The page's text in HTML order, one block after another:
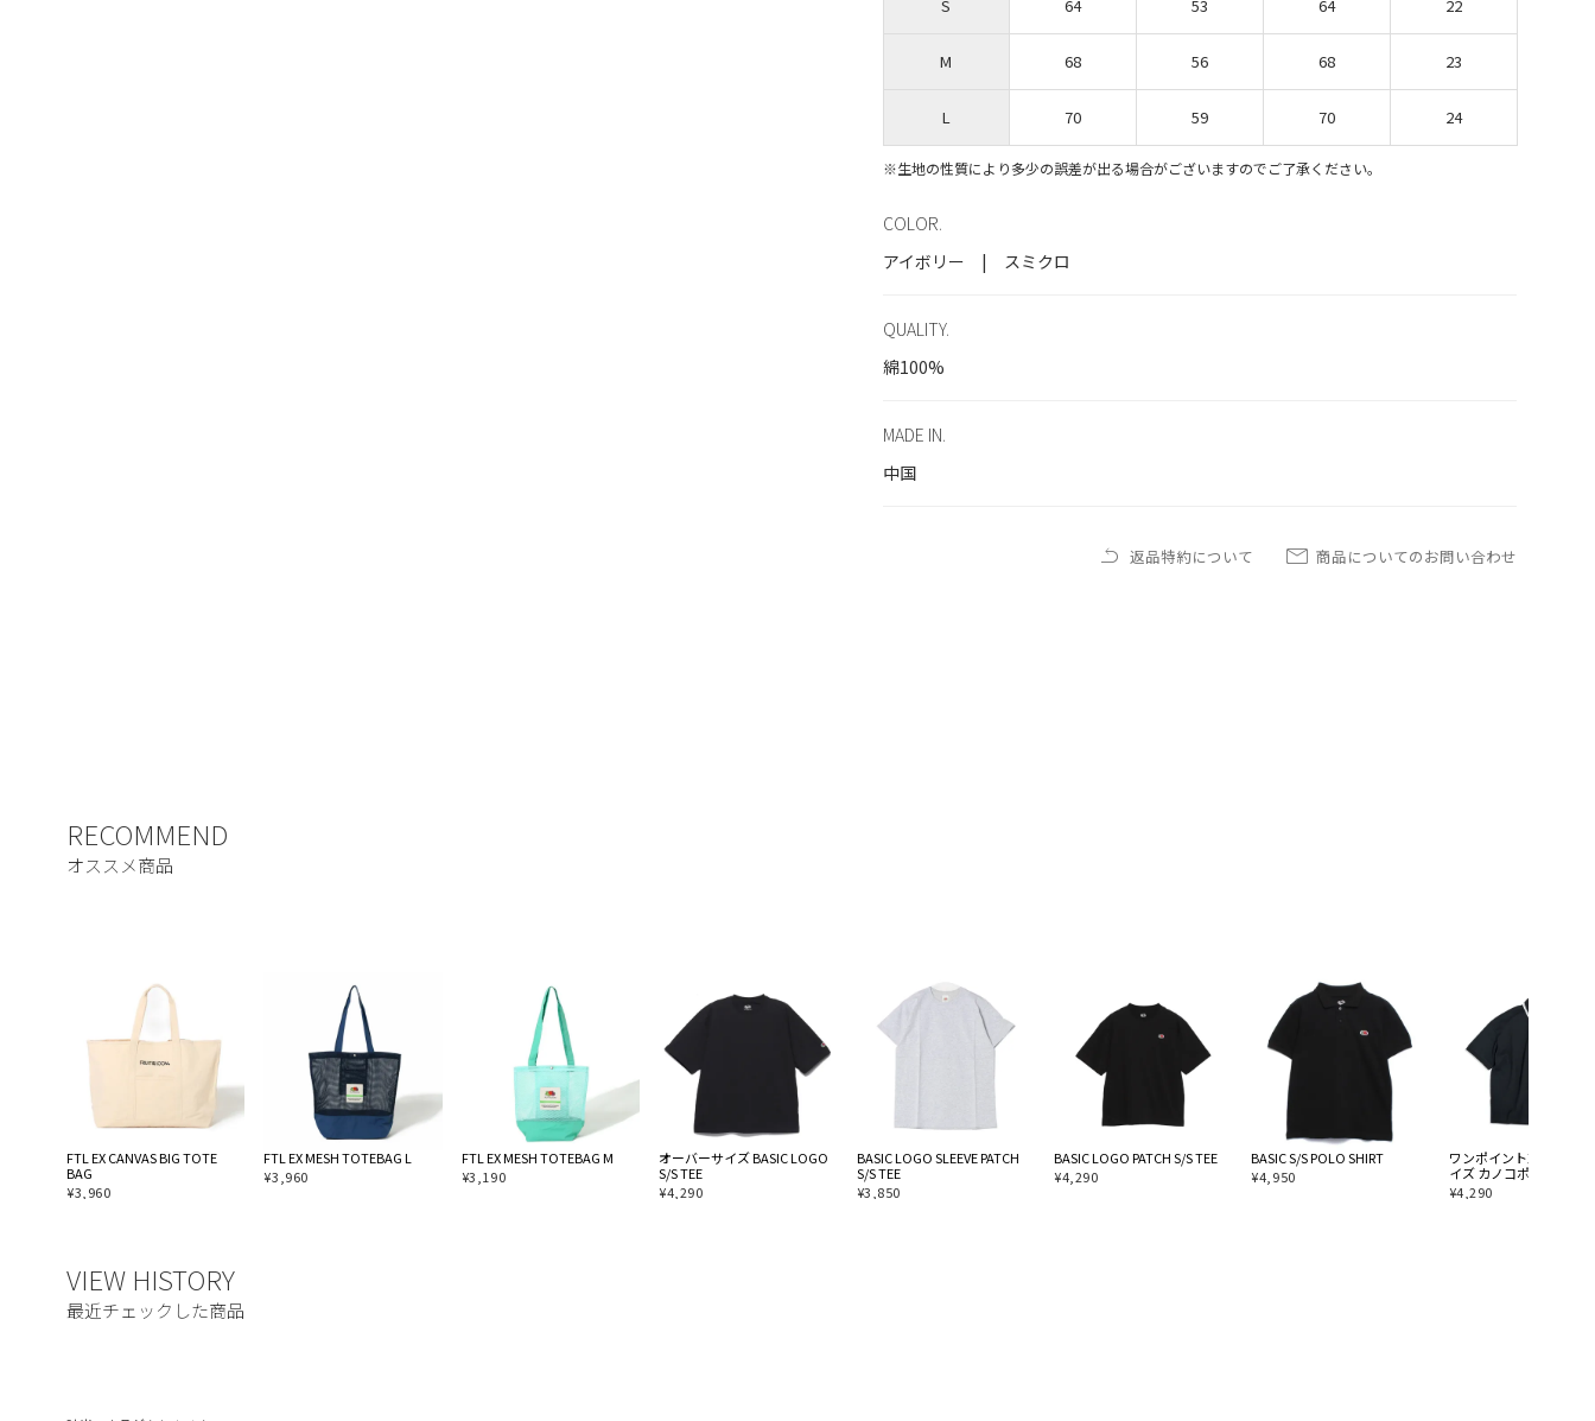
S 64 53 64 22
M 68 56 68 23
L 70 59 70 24
※生地の性質により多少の誤差が出る場合がございますのでご了承ください。
COLOR.
アイボリー | スミクロ
QUALITY.
綿100%
MADE IN.
中国
返品特約について 商品についてのお問い合わせ
FTL EX CANVAS BIG TOTE
BAG
¥3,960
FTL EX MESH TOTEBAG L
¥3,960
FTL EX MESH TOTEBAG M
¥3,190
オーバーサイズ BASIC LOGO
S/S TEE
¥4,290
BASIC LOGO SLEEVE PATCH
S/S TEE
¥3,850
BASIC LOGO PATCH S/S TEE
¥4,290
BASIC S/S POLO SHIRT
¥4,950
ワンポイント刺繍 オー
イズ カノコポロシャツ
¥4,290